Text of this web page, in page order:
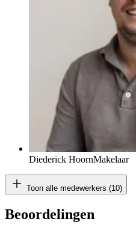
Diederick HoornMakelaar
Toon alle medewerkers (10)
Beoordelingen